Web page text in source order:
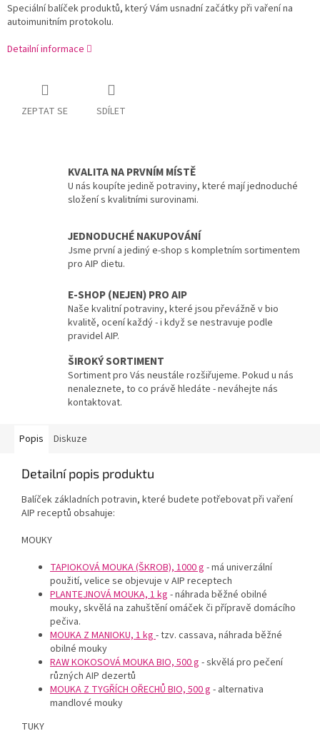
Speciální balíček produktů, který Vám usnadní začátky při vaření na
autoimunitním protokolu.
Detailní informace
ZEPTAT SE SDÍLET
KVALITA NA PRVNÍM MÍSTĚ
U nás koupíte jedině potraviny, které mají jednoduché
složení s kvalitními surovinami.
JEDNODUCHÉ NAKUPOVÁNÍ
Jsme první a jediný e-shop s kompletním sortimentem
pro AIP dietu.
E-SHOP (NEJEN) PRO AIP
Naše kvalitní potraviny, které jsou převážně v bio
kvalitě, ocení každý - i když se nestravuje podle
pravidel AIP.
ŠIROKÝ SORTIMENT
Sortiment pro Vás neustále rozšiřujeme. Pokud u nás
nenaleznete, to co právě hledáte - neváhejte nás
kontaktovat.
Popis Diskuze
Detailní popis produktu
Balíček základních potravin, které budete potřebovat při vaření
AIP receptů obsahuje:
MOUKY
TAPIOKOVÁ MOUKA (ŠKROB), 1000 g - má univerzální
použití, velice se objevuje v AIP receptech
PLANTEJNOVÁ MOUKA, 1 kg - náhrada běžné obilné
mouky, skvělá na zahuštění omáček či přípravě domácího
pečiva.
MOUKA Z MANIOKU, 1 kg- tzv. cassava, náhrada běžné
obilné mouky
RAW KOKOSOVÁ MOUKA BIO, 500 g - skvělá pro pečení
různých AIP dezertů
MOUKA Z TYGŘÍCH OŘECHŮ BIO, 500 g - alternativa
mandlové mouky
TUKY